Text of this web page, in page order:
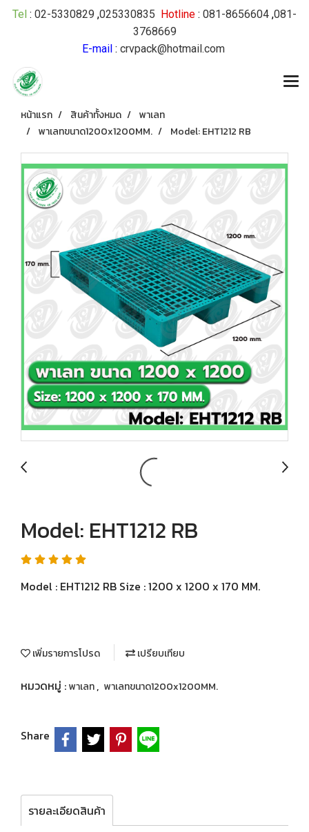
Tel : 02-5330829 ,025330835 Hotline : 081-8656604 ,081-
3768669
E-mail: crvpack@hotmail.com
หน้าแรก สินค้าทั้งหมด
พาเลท
พาเลทขนาด1200x1200MM.
Model: EHT1212 RB
Model: EHT1212 RB
Model : EHT1212 RB Size : 1200 x 1200 x 170 MM.
เพิ่มรายการโปรด เปรียบเทียบ
หมวดหมู่ :พาเลท, พาเลทขนาด1200x1200MM.
Share
รายละเอียดสินค้า